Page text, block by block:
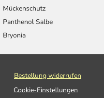
Mückenschutz
Panthenol Salbe
Bryonia
Bestellung widerrufen
Cookie-Einstellungen